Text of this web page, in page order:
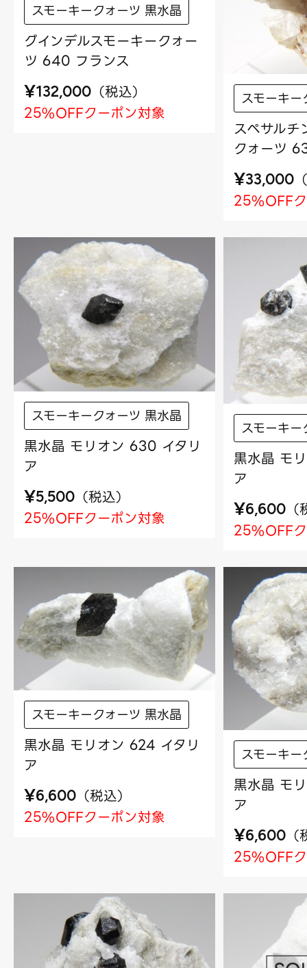
スモーキークォーツ 黒水晶
グインデルスモーキークォー
ツ 640 フランス
¥132,000 （税込）
25%OFFクーポン対象
スモーキ
スペサル
クォーツ
¥33,000 （
25%OFF
スモーキークォーツ 黒水晶
黒水晶 モリオン 630 イタリ
ア
¥5,500 （税込）
25%OFFクーポン対象
スモーキ
黒水晶 モ
ア
¥6,600 （
25%OFF
スモーキークォーツ 黒水晶
黒水晶 モリオン 624 イタリ
ア
¥6,600 （税込）
25%OFFクーポン対象
スモーキ
黒水晶 モ
ア
¥6,600 （
25%OFF